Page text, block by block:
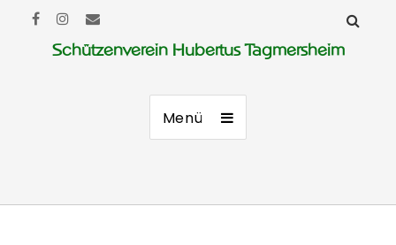
Schützenverein Hubertus Tagmersheim
Menü